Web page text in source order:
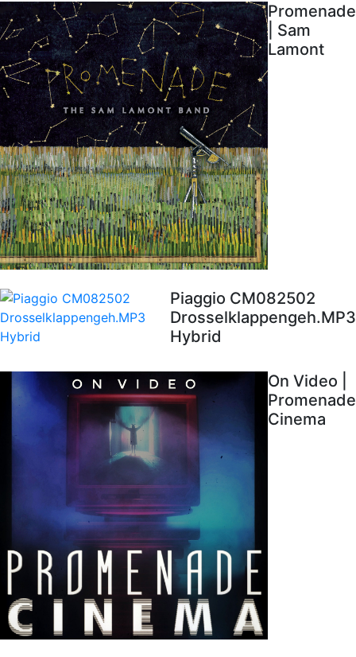
Promenade
| Sam
Lamont
Piaggio CM082502
Drosselklappengeh.MP3
Hybrid
On Video |
Promenade
Cinema